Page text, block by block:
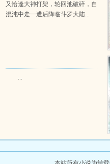
又恰逢大神打架，轮回池破碎，自
混沌中走一遭后降临斗罗大陆...
...